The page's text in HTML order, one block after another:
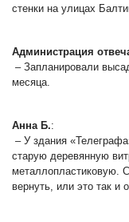
стенки на улицах
Администрация
– Запланировали
месяца.
Анна Б.:
– У здания
старую деревянную
металлопластиковую.
вернуть, или это так и